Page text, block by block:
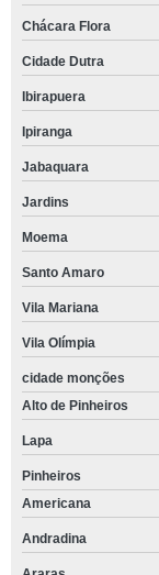
Chácara Flora
Cidade Dutra
Ibirapuera
Ipiranga
Jabaquara
Jardins
Moema
Santo Amaro
Vila Mariana
Vila Olímpia
cidade monções
Alto de Pinheiros
Lapa
Pinheiros
Americana
Andradina